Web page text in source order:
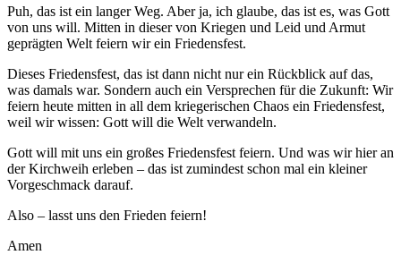
Puh, das ist ein langer Weg. Aber ja, ich glaube, das ist es, was Gott
von uns will. Mitten in dieser von Kriegen und Leid und Armut
geprägten Welt feiern wir ein Friedensfest.
Dieses Friedensfest, das ist dann nicht nur ein Rückblick auf das,
was damals war. Sondern auch ein Versprechen für die Zukunft: Wir
feiern heute mitten in all dem kriegerischen Chaos ein Friedensfest,
weil wir wissen: Gott will die Welt verwandeln.
Gott will mit uns ein großes Friedensfest feiern. Und was wir hier an
der Kirchweih erleben – das ist zumindest schon mal ein kleiner
Vorgeschmack darauf.
Also – lasst uns den Frieden feiern!
Amen